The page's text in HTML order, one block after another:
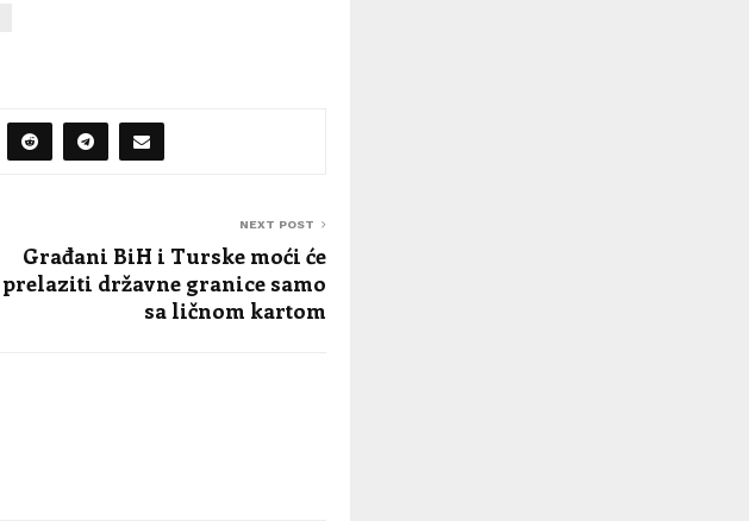
NEXT POST
Građani BiH i Turske moći će
prelaziti državne granice samo
sa ličnom kartom